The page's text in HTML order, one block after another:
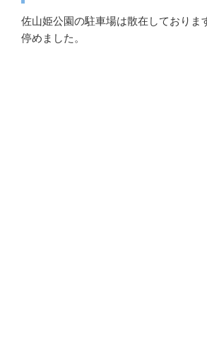
佐山姫公園の駐車場は散在しておりま
停めました。